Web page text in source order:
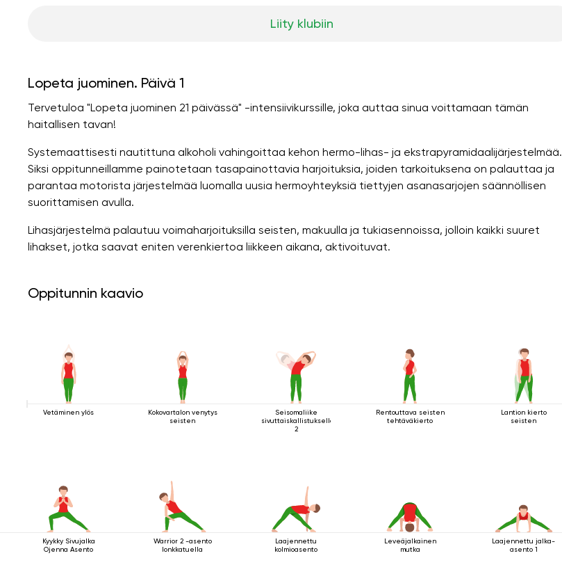
Liity klubiin
Lopeta juominen. Päivä 1
Tervetuloa "Lopeta juominen 21 päivässä" -intensiivikurssille, joka auttaa sinua voittamaan tämän
haitallisen tavan!
Systemaattisesti nautittuna alkoholi vahingoittaa kehon hermo-lihas- ja ekstrapyramidaalijärjestelmää.
Siksi oppitunneillamme painotetaan tasapainottavia harjoituksia, joiden tarkoituksena on palauttaa ja
parantaa motorista järjestelmää luomalla uusia hermoyhteyksiä tiettyjen asanasarjojen säännöllisen
suorittamisen avulla.
Lihasjärjestelmä palautuu voimaharjoituksilla seisten, makuulla ja tukiasennoissa, jolloin kaikki suuret
lihakset, jotka saavat eniten verenkiertoa liikkeen aikana, aktivoituvat.
Oppitunnin kaavio
Vetäminen ylös
Kokovartalon venytys
seisten
Seisomaliike
sivuttaiskallistuksella
2
Rentouttava seisten
tehtäväkierto
Lantion kierto
seisten
Kyykky Sivujalka
Ojenna Asento
Warrior 2 -asento
lonkkatuella
Laajennettu
kolmioasento
Leveäjalkainen
mutka
Laajennettu jalka-
asento 1